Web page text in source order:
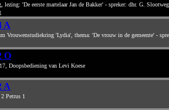
lezing: 'De eerste martelaar Jan de Bakker' - spreker: dhr. G. Slootweg
A
Vrouwenstudiekring 'Lydia', thema: 'De vrouw in de gemeente' -
O
Doopsbediening van Levi Koese
A
Petrus 1